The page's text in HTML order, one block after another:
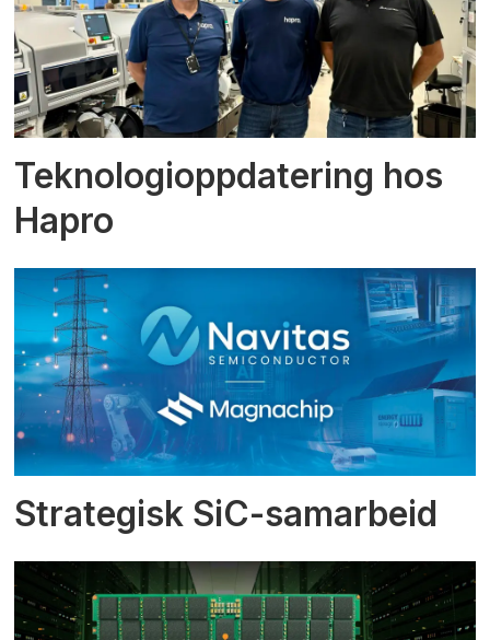
Teknologioppdatering hos
Hapro
Strategisk SiC-samarbeid